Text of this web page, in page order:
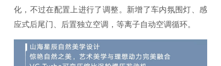
化，不过在配置上进行了调整。新增了车内氛围灯、感
应式后尾门、后置独立空调，等离子自动空调循环。